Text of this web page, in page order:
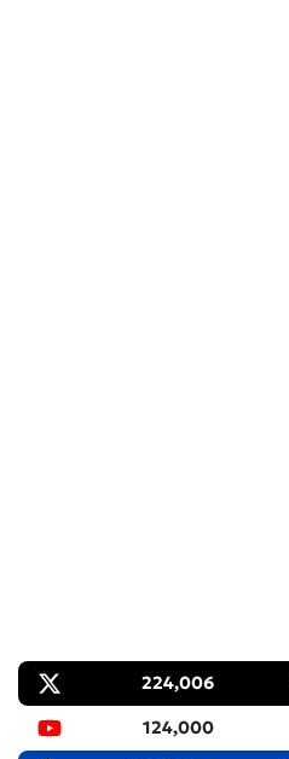
224,006
124,000